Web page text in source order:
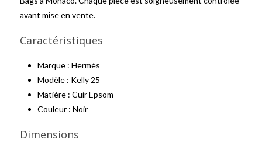
avant mise en vente.
Caractéristiques
Marque : Hermès
Modèle : Kelly 25
Matière : Cuir Epsom
Couleur : Noir
Dimensions